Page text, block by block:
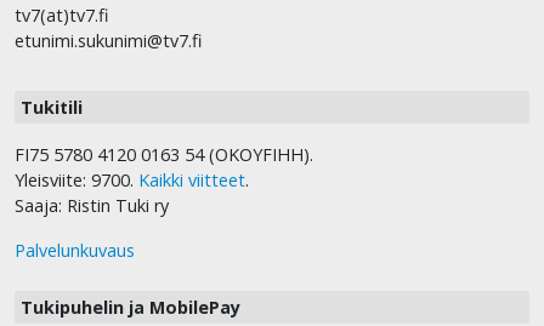
tv7(at)tv7.fi
etunimi.sukunimi@tv7.fi
Tukitili
FI75 5780 4120 0163 54 (OKOYFIHH).
Yleisviite: 9700. Kaikki viitteet.
Saaja: Ristin Tuki ry
Palvelunkuvaus
Tukipuhelin ja MobilePay